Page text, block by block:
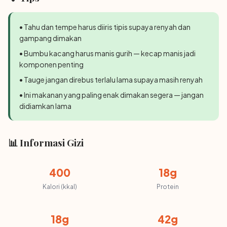
• Tahu dan tempe harus diiris tipis supaya renyah dan
gampang dimakan
• Bumbu kacang harus manis gurih — kecap manis jadi
komponen penting
• Tauge jangan direbus terlalu lama supaya masih renyah
• Ini makanan yang paling enak dimakan segera — jangan
didiamkan lama
📊 Informasi Gizi
400
Kalori (kkal)
18g
Protein
18g 42g